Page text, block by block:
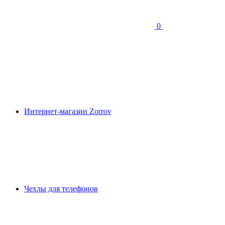
0
Интернет-магазин Zorrov
Чехлы для телефонов